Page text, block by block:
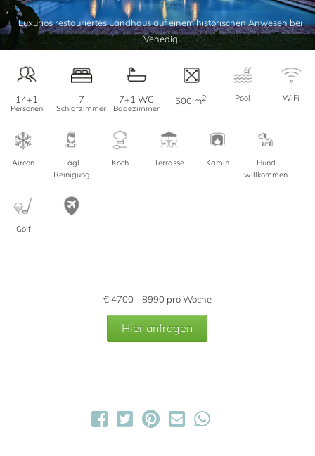
Luxuriös restauriertes Landhaus auf einem historischen Anwesen bei
Venedig
14+1
Personen
7
Schlafzimmer
7+1 WC
Badezimmer
500 m2 Pool WiFi
Aircon
Tägl.
Reinigung
Koch Terrasse Kamin
Hund
willkommen
Golf
€4700 - 8990 pro Woche
Hier anfragen